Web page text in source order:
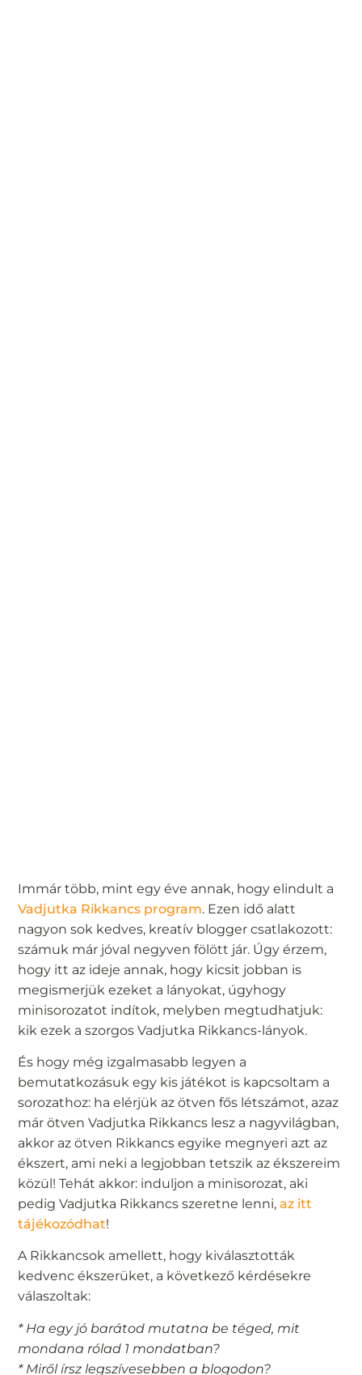
Immár több, mint egy éve annak, hogy elindult a
Vadjutka Rikkancs program. Ezen idő alatt
nagyon sok kedves, kreatív blogger csatlakozott:
számuk már jóval negyven fölött jár. Úgy érzem,
hogy itt az ideje annak, hogy kicsit jobban is
megismerjük ezeket a lányokat, úgyhogy
minisorozatot indítok, melyben megtudhatjuk:
kik ezek a szorgos Vadjutka Rikkancs-lányok.
És hogy még izgalmasabb legyen a
bemutatkozásuk egy kis játékot is kapcsoltam a
sorozathoz: ha elérjük az ötven fős létszámot, azaz
már ötven Vadjutka Rikkancs lesz a nagyvilágban,
akkor az ötven Rikkancs egyike megnyeri azt az
ékszert, ami neki a legjobban tetszik az ékszereim
közül! Tehát akkor: induljon a minisorozat, aki
pedig Vadjutka Rikkancs szeretne lenni,az itt
tájékozódhat!
A Rikkancsok amellett, hogy kiválasztották
kedvenc ékszerüket, a következő kérdésekre
válaszoltak:
* Ha egy jó barátod mutatna be téged, mit
mondana rólad 1 mondatban?
* Miről írsz legszívesebben a blogodon?